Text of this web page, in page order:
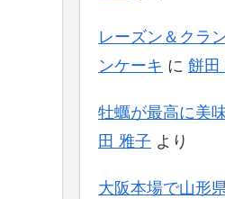
レーズン＆クラ
ンケーキ に 餅田
牡蠣が最高に美
田 雅子 より
大阪本場で山形